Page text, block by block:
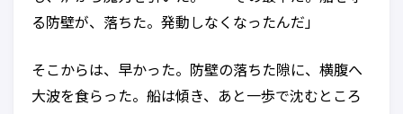
る防壁が、落ちた。発動しなくなったんだ」
そこからは、早かった。防壁の落ちた隙に、横腹へ
大波を食らった。船は傾き、あと一歩で沈むところ